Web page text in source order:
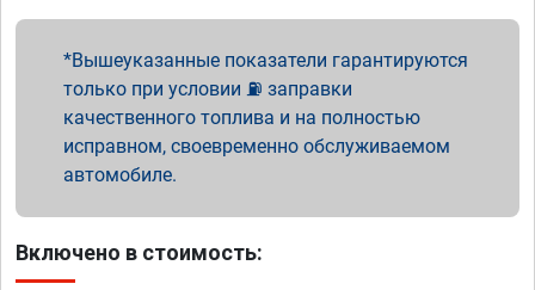
Вышеуказанные показатели гарантируются
только при условии ⛽ заправки
качественного топлива и на полностью
исправном, своевременно обслуживаемом
автомобиле.
Включено в стоимость: